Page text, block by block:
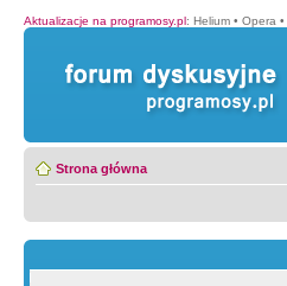
Aktualizacje na programosy.pl: Helium • Opera •
Strona główna